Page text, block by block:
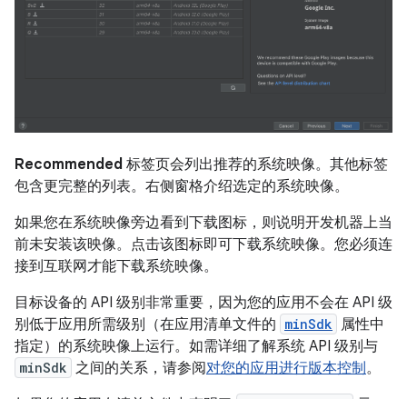
Recommended 标签页会列出推荐的系统映像。其他标签
包含更完整的列表。右侧窗格介绍选定的系统映像。
如果您在系统映像旁边看到下载图标，则说明开发机器上当
前未安装该映像。点击该图标即可下载系统映像。您必须连
接到互联网才能下载系统映像。
目标设备的 API 级别非常重要，因为您的应用不会在 API 级
别低于应用所需级别（在应用清单文件的 minSdk
属性中
指定）的系统映像上运行。如需详细了解系统 API 级别与
minSdk 之间的关系，请参阅对您的应用进行版本控制。